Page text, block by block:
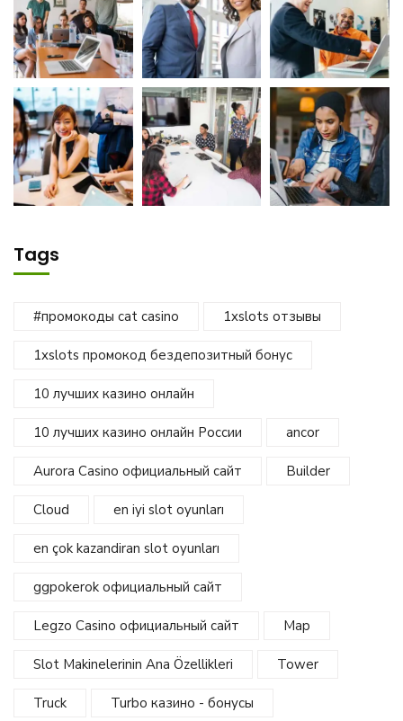
Tags
#промокоды cat casino 1xslots отзывы
1xslots промокод бездепозитный бонус
10 лучших казино онлайн
10 лучших казино онлайн России ancor
Aurora Casino официальный сайт Builder
Cloud en iyi slot oyunları
en çok kazandiran slot oyunları
ggpokerok официальный сайт
Legzo Casino официальный сайт Map
Slot Makinelerinin Ana Özellikleri Tower
Truck Turbo казино - бонусы